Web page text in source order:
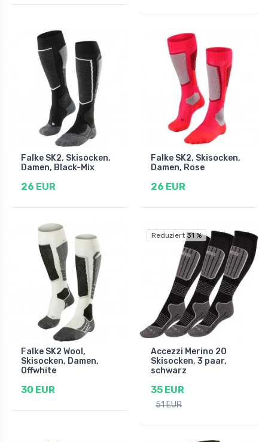
Falke SK2, Skisocken,
Damen, Black-Mix
26 EUR
Falke SK2, Skisocken,
Damen, Rose
26 EUR
Falke SK2 Wool,
Skisocken, Damen,
Offwhite
30 EUR
Reduziert 31 %
Accezzi Merino 20
Skisocken, 3 paar,
schwarz
35 EUR
51 EUR